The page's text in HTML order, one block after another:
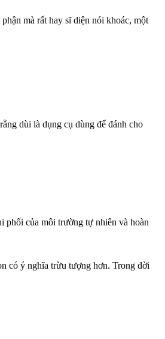
mà rất hay sĩ diện nói khoác, một
dùi là dụng cụ dùng để đánh cho
phối của môi trường tự nhiên và hoàn
có ý nghĩa trừu tượng hơn. Trong đời